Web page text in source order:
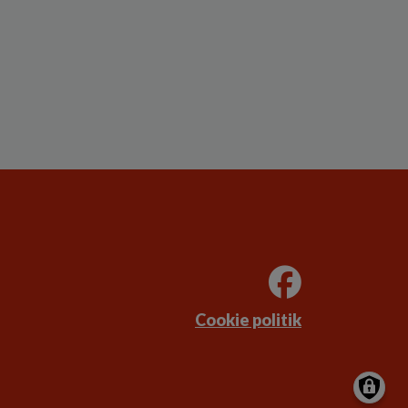
Cookie politik